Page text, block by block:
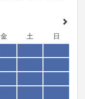
金 土
日